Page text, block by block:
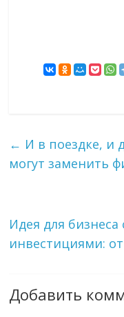
← И в поездке, и
могут заменить
Идея для
инвестициями:
Добавить